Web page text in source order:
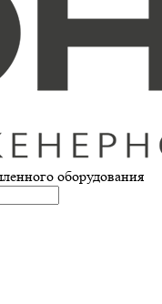
оборудования